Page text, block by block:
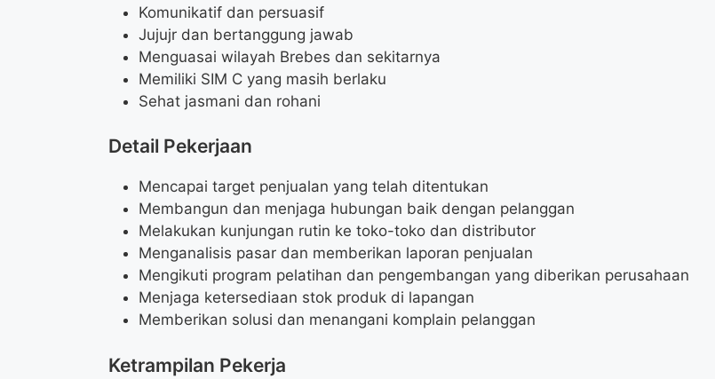
Komunikatif dan persuasif
Jujujr dan bertanggung jawab
Menguasai wilayah Brebes dan sekitarnya
Memiliki SIM C yang masih berlaku
Sehat jasmani dan rohani
Detail Pekerjaan
Mencapai target penjualan yang telah ditentukan
Membangun dan menjaga hubungan baik dengan pelanggan
Melakukan kunjungan rutin ke toko-toko dan distributor
Menganalisis pasar dan memberikan laporan penjualan
Mengikuti program pelatihan dan pengembangan yang diberikan perusahaan
Menjaga ketersediaan stok produk di lapangan
Memberikan solusi dan menangani komplain pelanggan
Ketrampilan Pekerja